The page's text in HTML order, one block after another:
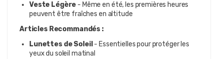
Veste Légère - Même en été, les premières heures
peuvent être fraîches en altitude
Articles Recommandés :
Lunettes de Soleil - Essentielles pour protéger les
yeux du soleil matinal